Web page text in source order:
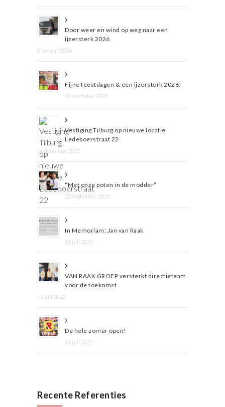
Door weer en wind op weg naar een
ijzersterk 2026
8 januari 2026
Fijne feestdagen & een ijzersterk 2026!
22 december 2025
Vestiging Tilburg op nieuwe locatie
Ledeboerstraat 22
16 december 2025
“Met onze poten in de modder”
23 september 2025
In Memoriam: Jan van Raak
18 juli 2025
VAN RAAK GROEP versterkt directieteam
voor de toekomst
15 juli 2025
De hele zomer open!
11 juli 2025
Recente Referenties